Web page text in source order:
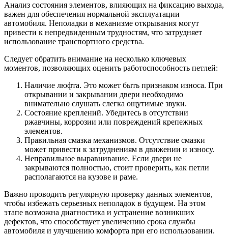
Анализ состояния элементов, влияющих на фиксацию выхода,
важен для обеспечения нормальной эксплуатации
автомобиля. Неполадки в механизме открывания могут
привести к непредвиденным трудностям, что затрудняет
использование транспортного средства.
Следует обратить внимание на несколько ключевых
моментов, позволяющих оценить работоспособность петлей:
Наличие люфта. Это может быть признаком износа. При
открывании и закрывании двери необходимо
внимательно слушать слегка ощутимые звуки.
Состояние креплений. Убедитесь в отсутствии
ржавчины, коррозии или повреждений крепежных
элементов.
Правильная смазка механизмов. Отсутствие смазки
может привести к затруднениям в движении и износу.
Неправильное выравнивание. Если двери не
закрываются полностью, стоит проверить, как петли
располагаются на кузове и раме.
Важно проводить регулярную проверку данных элементов,
чтобы избежать серьезных неполадок в будущем. На этом
этапе возможна диагностика и устранение возникших
дефектов, что способствует увеличению срока службы
автомобиля и улучшению комфорта при его использовании.